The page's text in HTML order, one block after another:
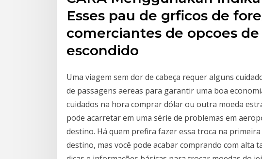
Esses pau de grficos de
comerciantes de opcoes
escondido
Uma viagem sem dor de cabeça requer alguns
de passagens aereas para garantir uma boa
cuidados na hora comprar dólar ou outra moeda
pode acarretar em uma série de problemas em
destino. Há quem prefira fazer essa troca na
destino, mas você pode acabar comprando com alta